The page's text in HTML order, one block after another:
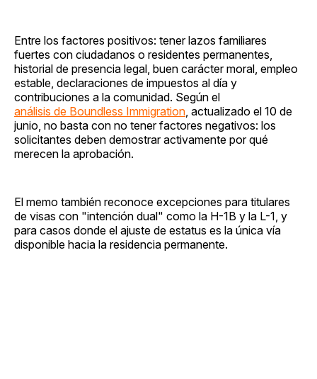
Entre los factores positivos: tener lazos familiares
fuertes con ciudadanos o residentes permanentes,
historial de presencia legal, buen carácter moral, empleo
estable, declaraciones de impuestos al día y
contribuciones a la comunidad. Según el
análisis de Boundless Immigration , actualizado el 10 de
junio, no basta con no tener factores negativos: los
solicitantes deben demostrar activamente por qué
merecen la aprobación.
El memo también reconoce excepciones para titulares
de visas con "intención dual" como la H-1B y la L-1, y
para casos donde el ajuste de estatus es la única vía
disponible hacia la residencia permanente.